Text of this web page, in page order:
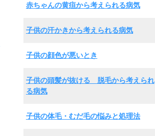
赤ちゃんの黄疸から考えられる病気
子供の汗かきから考えられる病気
子供の顔色が悪いとき
子供の頭髪が抜ける 脱毛から考えられ
る病気
子供の体毛・むだ毛の悩みと処理法